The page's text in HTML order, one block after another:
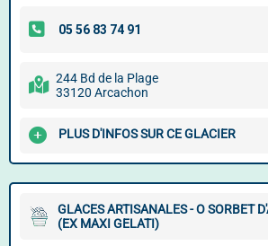
244 Bd de la Plage
33120 Arcachon
PLUS D'INFOS SUR CE GLACIER
GLACES ARTISANALES - O SORBET
(EX MAXI GELATI)